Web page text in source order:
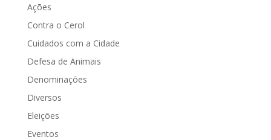
Ações
Contra o Cerol
Cuidados com a Cidade
Defesa de Animais
Denominações
Diversos
Eleições
Eventos